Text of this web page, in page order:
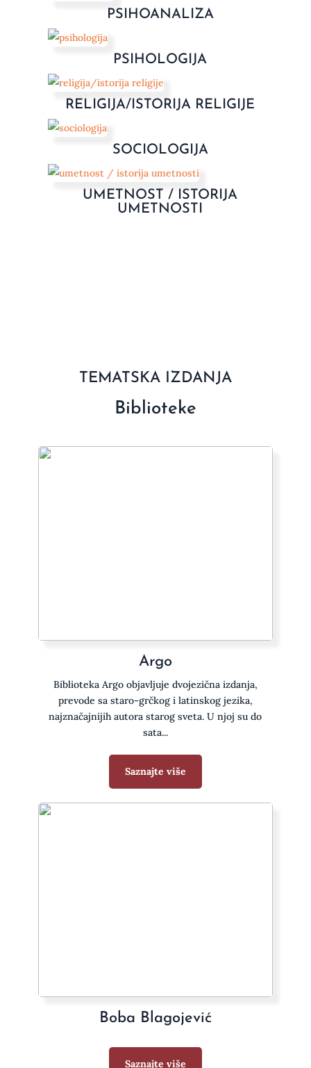
PSIHOANALIZA
PSIHOLOGIJA
RELIGIJA/ISTORIJA RELIGIJE
SOCIOLOGIJA
UMETNOST / ISTORIJA
UMETNOSTI
TEMATSKA IZDANJA
Biblioteke
Argo
Biblioteka Argo objavljuje dvojezična izdanja,
prevode sa staro-grčkog i latinskog jezika,
najznačajnijih autora starog sveta. U njoj su do
sata...
Saznajte više
Boba Blagojević
Saznajte više